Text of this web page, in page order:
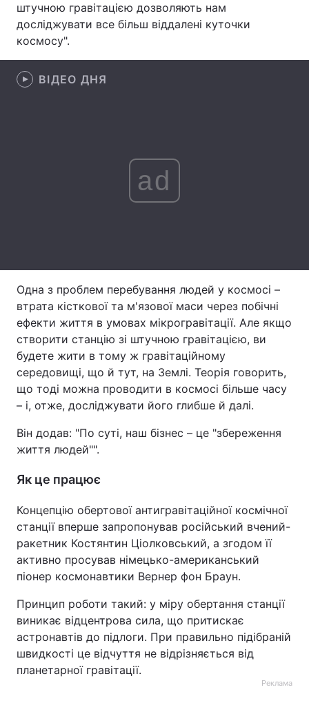
Екологія
Лонгріди
Відео з Youtube
Тема оформлення
штучною гравітацією дозволяють нам
досліджувати все більш віддалені куточки
космосу".
ВІДЕО ДНЯ
ad
Одна з проблем перебування людей у космосі –
втрата кісткової та м'язової маси через побічні
ефекти життя в умовах мікрогравітації. Але якщо
створити станцію зі штучною гравітацією, ви
будете жити в тому ж гравітаційному
середовищі, що й тут, на Землі. Теорія говорить,
що тоді можна проводити в космосі більше часу
– і, отже, досліджувати його глибше й далі.
Він додав: "По суті, наш бізнес – це "збереження
життя людей"".
Як це працює
Концепцію обертової антигравітаційної космічної
станції вперше запропонував російський вчений-
ракетник Костянтин Ціолковський, а згодом її
активно просував німецько-американський
піонер космонавтики Вернер фон Браун.
Принцип роботи такий: у міру обертання станції
виникає відцентрова сила, що притискає
астронавтів до підлоги. При правильно підібраній
швидкості це відчуття не відрізняється від
планетарної гравітації.
Реклама